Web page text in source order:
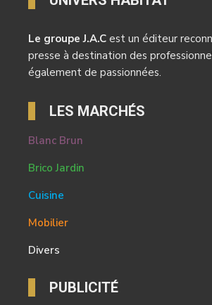
Le groupe J.A.C est un éditeur
presse à destination des
également de passionnées.
LES MARCHÉS
Blanc Brun
Brico Jardin
Cuisine
Mobilier
Divers
PUBLICITÉ